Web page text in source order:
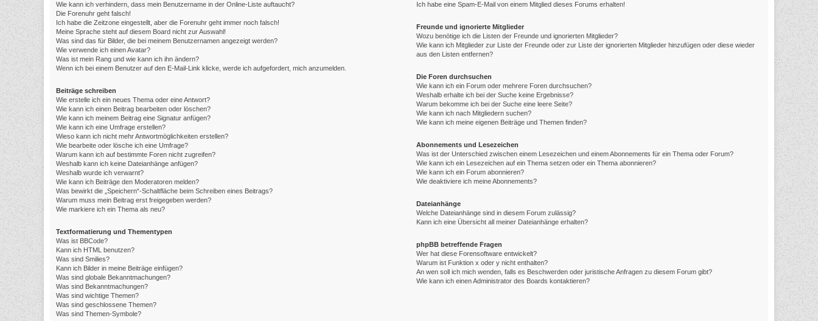
Wie kann ich verhindern, dass mein Benutzername in der Online-Liste auftaucht?
Die Forenuhr geht falsch!
Ich habe die Zeitzone eingestellt, aber die Forenuhr geht immer noch falsch!
Meine Sprache steht auf diesem Board nicht zur Auswahl!
Was sind das für Bilder, die bei meinem Benutzernamen angezeigt werden?
Wie verwende ich einen Avatar?
Was ist mein Rang und wie kann ich ihn ändern?
Wenn ich bei einem Benutzer auf den E-Mail-Link klicke, werde ich aufgefordert, mich anzumelden.
Beiträge schreiben
Wie erstelle ich ein neues Thema oder eine Antwort?
Wie kann ich einen Beitrag bearbeiten oder löschen?
Wie kann ich meinem Beitrag eine Signatur anfügen?
Wie kann ich eine Umfrage erstellen?
Wieso kann ich nicht mehr Antwortmöglichkeiten erstellen?
Wie bearbeite oder lösche ich eine Umfrage?
Warum kann ich auf bestimmte Foren nicht zugreifen?
Weshalb kann ich keine Dateianhänge anfügen?
Weshalb wurde ich verwarnt?
Wie kann ich Beiträge den Moderatoren melden?
Was bewirkt die „Speichern“-Schaltfläche beim Schreiben eines Beitrags?
Warum muss mein Beitrag erst freigegeben werden?
Wie markiere ich ein Thema als neu?
Textformatierung und Thementypen
Was ist BBCode?
Kann ich HTML benutzen?
Was sind Smilies?
Kann ich Bilder in meine Beiträge einfügen?
Was sind globale Bekanntmachungen?
Was sind Bekanntmachungen?
Was sind wichtige Themen?
Was sind geschlossene Themen?
Was sind Themen-Symbole?
Ich habe eine Spam-E-Mail von einem Mitglied dieses Forums erhalten!
Freunde und ignorierte Mitglieder
Wozu benötige ich die Listen der Freunde und ignorierten Mitglieder?
Wie kann ich Mitglieder zur Liste der Freunde oder zur Liste der ignorierten Mitglieder hinzufügen oder diese wieder
aus den Listen entfernen?
Die Foren durchsuchen
Wie kann ich ein Forum oder mehrere Foren durchsuchen?
Weshalb erhalte ich bei der Suche keine Ergebnisse?
Warum bekomme ich bei der Suche eine leere Seite?
Wie kann ich nach Mitgliedern suchen?
Wie kann ich meine eigenen Beiträge und Themen finden?
Abonnements und Lesezeichen
Was ist der Unterschied zwischen einem Lesezeichen und einem Abonnements für ein Thema oder Forum?
Wie kann ich ein Lesezeichen auf ein Thema setzen oder ein Thema abonnieren?
Wie kann ich ein Forum abonnieren?
Wie deaktiviere ich meine Abonnements?
Dateianhänge
Welche Dateianhänge sind in diesem Forum zulässig?
Kann ich eine Übersicht all meiner Dateianhänge erhalten?
phpBB betreffende Fragen
Wer hat diese Forensoftware entwickelt?
Warum ist Funktion x oder y nicht enthalten?
An wen soll ich mich wenden, falls es Beschwerden oder juristische Anfragen zu diesem Forum gibt?
Wie kann ich einen Administrator des Boards kontaktieren?